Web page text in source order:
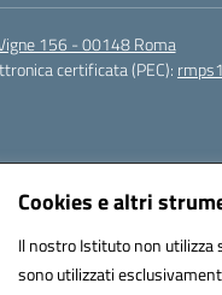
Cookies e altri
Il nostro Istituto non
sono utilizzati
156 - 00148 Roma
certificata (PEC):